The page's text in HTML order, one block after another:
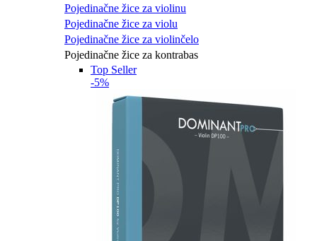
Pojedinačne žice za violinu
Pojedinačne žice za violu
Pojedinačne žice za violinčelo
Pojedinačne žice za kontrabas
Top Seller
-5%